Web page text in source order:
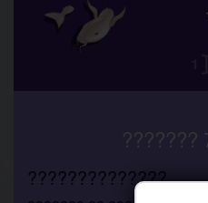
???????
??????????????